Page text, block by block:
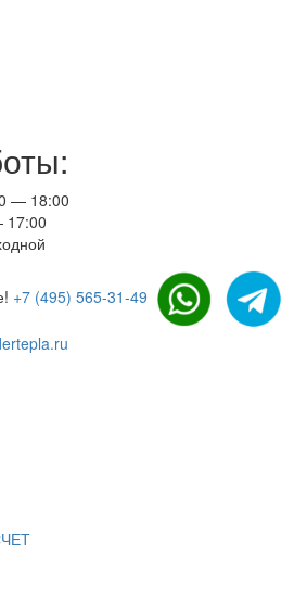
— 18:00
17:00
+7 (495) 565-31-49